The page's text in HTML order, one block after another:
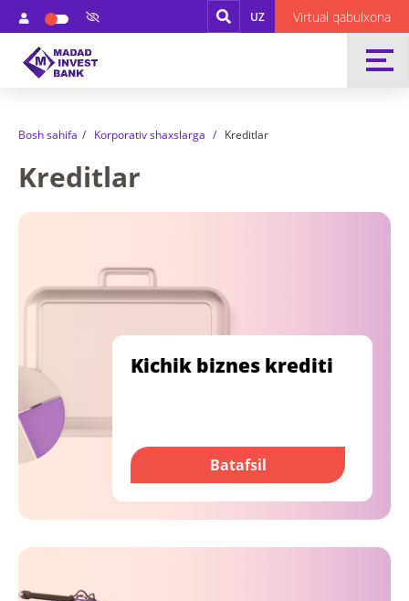
UZ Virtual qabulxona
Bosh sahifa Korporativ shaxslarga Kreditlar
Kreditlar
Kichik biznes krediti
Batafsil